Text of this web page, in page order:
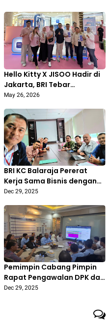
Hello Kitty X JISOO Hadir di
Jakarta, BRI Tebar
Cashback hingga
May 26, 2026
BRI KC Balaraja Pererat
Kerja Sama Bisnis dengan
Lion Group
Dec 29, 2025
Pemimpin Cabang Pimpin
Rapat Pengawalan DPK dan
NPL di BRI KC Balaraja
Dec 29, 2025